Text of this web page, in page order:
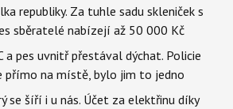
republiky. Za tuhle sadu skleniček s
sběratelé nabízejí až 50 000 Kč
a pes uvnitř přestával dýchat. Policie
přímo na místě, bylo jim to jedno
se šíří i u nás. Účet za elektřinu díky